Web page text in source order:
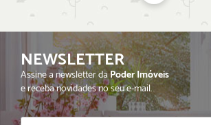
ENVIAR
NEWSLETTER
Assine a newsletter daPoder Imóveis
e receba novidades no seu e-mail.